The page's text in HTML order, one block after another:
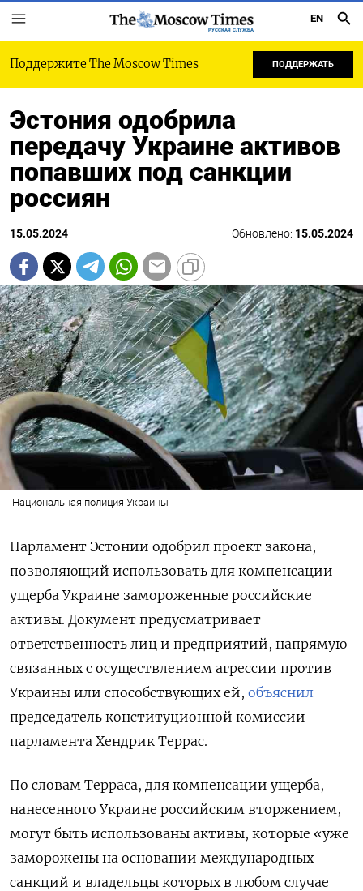
РУССКАЯ СЛУЖБА
EN
Поддержите The Moscow Times ПОДДЕРЖАТЬ
Эстония одобрила
передачу Украине активов
попавших под санкции
россиян
15.05.2024 Обновлено: 15.05.2024
Национальная полиция Украины
Парламент Эстонии одобрил проект закона,
позволяющий использовать для компенсации
ущерба Украине замороженные российские
активы. Документ предусматривает
ответственность лиц и предприятий, напрямую
связанных с осуществлением агрессии против
Украины или способствующих ей, объяснил
председатель конституционной комиссии
парламента Хендрик Террас.
По словам Терраса, для компенсации ущерба,
нанесенного Украине российским вторжением,
могут быть использованы активы, которые «уже
заморожены на основании международных
санкций и владельцы которых в любом случае